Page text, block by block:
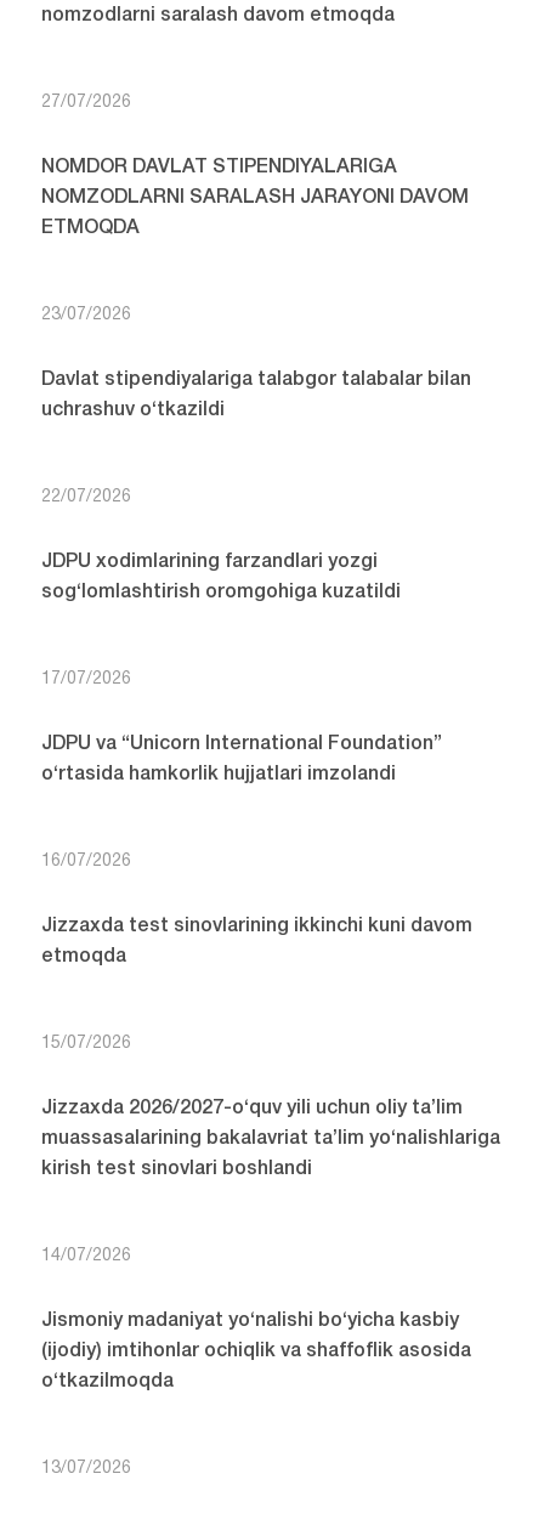
nomzodlarni saralash davom etmoqda
27/07/2026
NOMDOR DAVLAT STIPENDIYALARIGA
NOMZODLARNI SARALASH JARAYONI DAVOM
ETMOQDA
23/07/2026
Davlat stipendiyalariga talabgor talabalar bilan
uchrashuv o‘tkazildi
22/07/2026
JDPU xodimlarining farzandlari yozgi
sog‘lomlashtirish oromgohiga kuzatildi
17/07/2026
JDPU va “Unicorn International Foundation”
o‘rtasida hamkorlik hujjatlari imzolandi
16/07/2026
Jizzaxda test sinovlarining ikkinchi kuni davom
etmoqda
15/07/2026
Jizzaxda 2026/2027-o‘quv yili uchun oliy ta’lim
muassasalarining bakalavriat ta’lim yo‘nalishlariga
kirish test sinovlari boshlandi
14/07/2026
Jismoniy madaniyat yo‘nalishi bo‘yicha kasbiy
(ijodiy) imtihonlar ochiqlik va shaffoflik asosida
o‘tkazilmoqda
13/07/2026